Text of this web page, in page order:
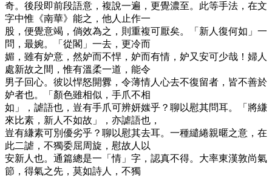
奇。後段即前段語意，複說一遍，更覺濃至。此等手法，在文
字中惟《南華》能之，他人止作一
股，便覺意竭，倘效為之，則重複可厭矣。「新人復何如」一
問，最婉。「從閣」一去，更冷而
媚，雖有妒意，然妒而不悍，妒而有情，妒又安可少哉！婦人
處新故之間，惟有溫柔一道，能令
男子回心。彼以悍怒開釁，令薄情人心去不復留者，皆不善於
妒者也。「顏色雖相似，手爪不相
如」，謔語也，豈有手爪可辨妍媸乎？聊以慰其問耳。「將縑
來比素，新人不如故」，亦謔語也，
豈有縑素可別優劣乎？聊以慰其去耳。一種繾綣親暱之意，在
此二謔，不獨委屈周旋，慰故人以
安新人也。通篇總是一「情」字，認真不得。大率東漢敦尚氣
節，得氣之先，莫如詩人，不獨